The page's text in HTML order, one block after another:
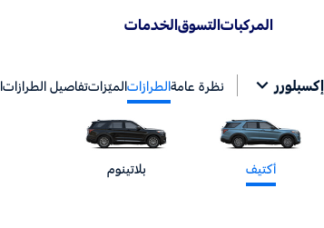
المركباتالتسوقالخدمات
إكسبلورر نظرة عامةالطرازاتالميّزاتتفاصيل الطرازات
أكتيف بلاتينوم